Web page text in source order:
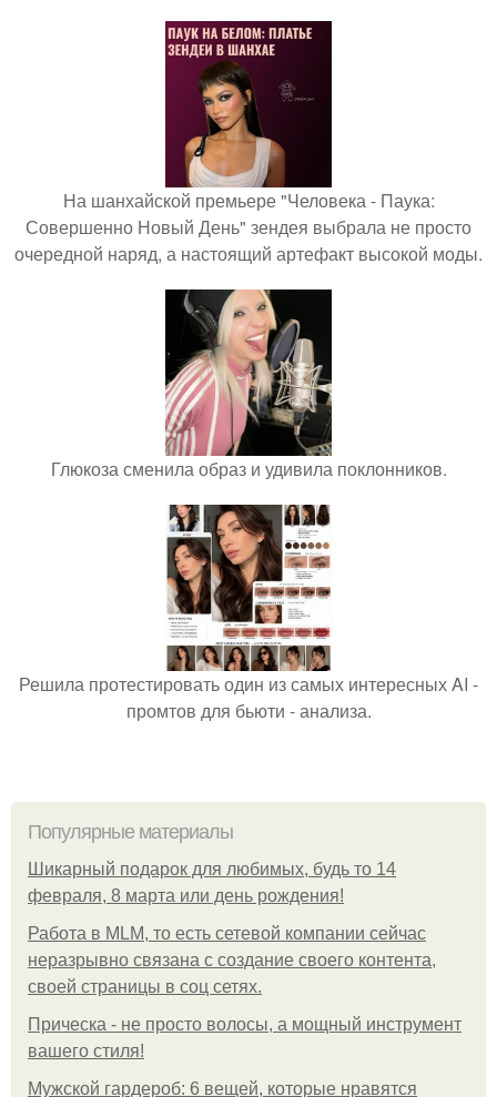
На шанхайской премьере "Человека - Паука:
Совершенно Новый День" зендея выбрала не просто
очередной наряд, а настоящий артефакт высокой моды.
Глюкоза сменила образ и удивила поклонников.
Решила протестировать один из самых интересных AI -
промтов для бьюти - анализа.
Популярные материалы
Шикарный подарок для любимых, будь то 14
февраля, 8 марта или день рождения!
Работа в MLM, то есть сетевой компании сейчас
неразрывно связана с создание своего контента,
своей страницы в соц сетях.
Прическа - не просто волосы, а мощный инструмент
вашего стиля!
Мужской гардероб: 6 вещей, которые нравятся